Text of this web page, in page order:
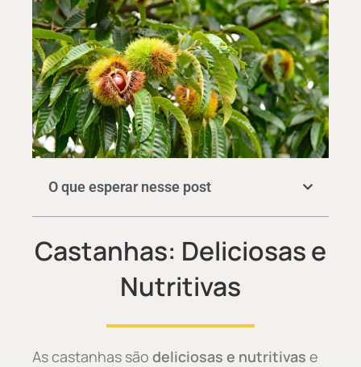
O que esperar nesse post
Castanhas: Deliciosas e
Nutritivas
As castanhas são deliciosas e nutritivas e